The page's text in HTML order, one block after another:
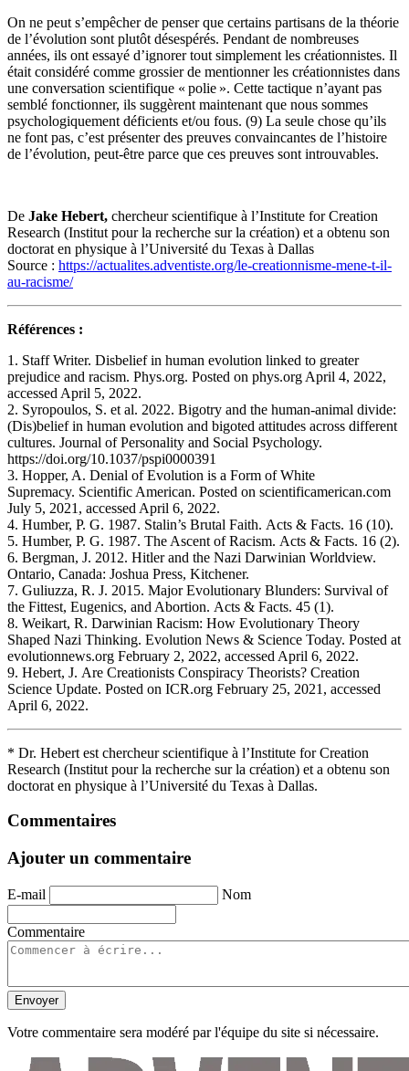
On ne peut s’empêcher de penser que certains partisans de la théorie
de l’évolution sont plutôt désespérés. Pendant de nombreuses
années, ils ont essayé d’ignorer tout simplement les créationnistes. Il
était considéré comme grossier de mentionner les créationnistes dans
une conversation scientifique « polie ». Cette tactique n’ayant pas
semblé fonctionner, ils suggèrent maintenant que nous sommes
psychologiquement déficients et/ou fous. (9) La seule chose qu’ils
ne font pas, c’est présenter des preuves convaincantes de l’histoire
de l’évolution, peut-être parce que ces preuves sont introuvables.
De Jake Hebert, chercheur scientifique à l’Institute for Creation
Research (Institut pour la recherche sur la création) et a obtenu son
doctorat en physique à l’Université du Texas à Dallas
Source : https://actualites.adventiste.org/le-creationnisme-mene-t-il-
au-racisme/
Références :
1. Staff Writer. Disbelief in human evolution linked to greater
prejudice and racism. Phys.org. Posted on phys.org April 4, 2022,
accessed April 5, 2022.
2. Syropoulos, S. et al. 2022. Bigotry and the human-animal divide:
(Dis)belief in human evolution and bigoted attitudes across different
cultures. Journal of Personality and Social Psychology.
https://doi.org/10.1037/pspi0000391
3. Hopper, A. Denial of Evolution is a Form of White
Supremacy. Scientific American. Posted on scientificamerican.com
July 5, 2021, accessed April 6, 2022.
4. Humber, P. G. 1987. Stalin’s Brutal Faith. Acts & Facts. 16 (10).
5. Humber, P. G. 1987. The Ascent of Racism. Acts & Facts. 16 (2).
6. Bergman, J. 2012. Hitler and the Nazi Darwinian Worldview.
Ontario, Canada: Joshua Press, Kitchener.
7. Guliuzza, R. J. 2015. Major Evolutionary Blunders: Survival of
the Fittest, Eugenics, and Abortion. Acts & Facts. 45 (1).
8. Weikart, R. Darwinian Racism: How Evolutionary Theory
Shaped Nazi Thinking. Evolution News & Science Today. Posted at
evolutionnews.org February 2, 2022, accessed April 6, 2022.
9. Hebert, J. Are Creationists Conspiracy Theorists? Creation
Science Update. Posted on ICR.org February 25, 2021, accessed
April 6, 2022.
* Dr. Hebert est chercheur scientifique à l’Institute for Creation
Research (Institut pour la recherche sur la création) et a obtenu son
doctorat en physique à l’Université du Texas à Dallas.
Commentaires
Ajouter un commentaire
E-mail Nom
Commentaire
Envoyer
Votre commentaire sera modéré par l'équipe du site si nécessaire.